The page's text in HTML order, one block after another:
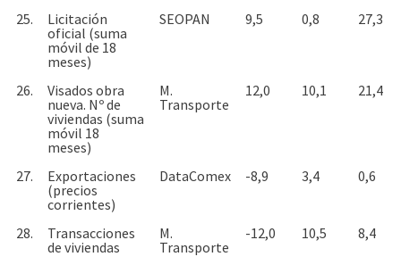
25.
Licitación
oficial (suma
móvil de 18
meses)
SEOPAN 9,5 0,8 27,3
26.
Visados obra
nueva. Nº de
viviendas (suma
móvil 18
meses)
M.
Transporte
12,0 10,1 21,4
27.
Exportaciones
(precios
corrientes)
DataComex -8,9 3,4 0,6
28.
Transacciones
de viviendas
M.
Transporte
-12,0 10,5 8,4